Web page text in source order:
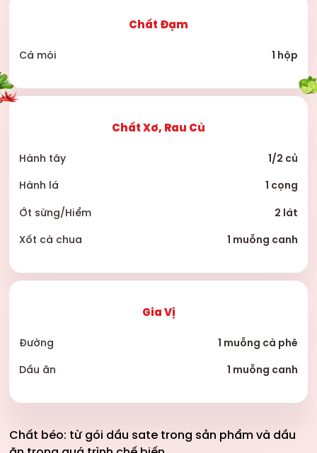
Chất Đạm
Cá mòi 1 hộp
Chất Xơ, Rau Củ
Hành tây 1/2 củ
Hành lá 1 cọng
Ớt sừng/Hiểm 2 lát
Xốt cà chua 1 muỗng canh
Gia Vị
Đường 1 muỗng cà phê
Dầu ăn 1 muỗng canh
Chất béo: từ gói dầu sate trong sản phẩm và dầu